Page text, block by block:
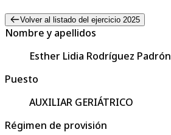
Volver al listado del ejercicio 2025
Nombre y apellidos
Esther Lidia Rodríguez Padrón
Puesto
AUXILIAR GERIÁTRICO
Régimen de provisión